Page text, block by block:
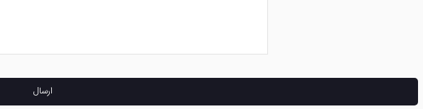
ارسال